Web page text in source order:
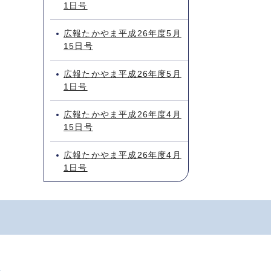
1日号
広報たかやま平成26年度5月
15日号
広報たかやま平成26年度5月
1日号
広報たかやま平成26年度4月
15日号
広報たかやま平成26年度4月
1日号